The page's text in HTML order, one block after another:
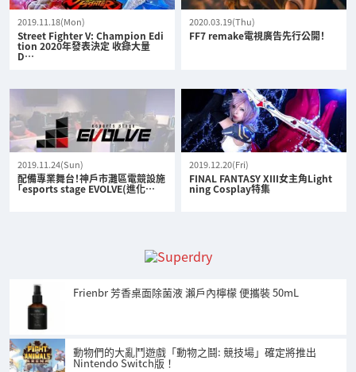
2019.11.18(Mon)
Street Fighter V: Champion Edi
tion 2020年發表決定 收錄大量
D…
2020.03.19(Thu)
FF7 remake電視廣告先行公開！
2019.11.24(Sun)
配備專業舞台！神戶市灘區電競設施
「esports stage EVOLVE(進化…
2019.12.20(Fri)
FINAL FANTASY XIII女主角Light
ning Cosplay特集
Frienbr 芳香桌面除菌液 瀨戶內檸檬 便攜裝 50mL
動物們的大亂鬥遊戲「動物之鬪: 競技場」確定將推出
Nintendo Switch版！